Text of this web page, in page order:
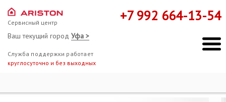
Сервисный центр
Ваш текущий город Уфа >
Служба поддержки работает
круглосуточно и без выходных
+7 992 664-13-54